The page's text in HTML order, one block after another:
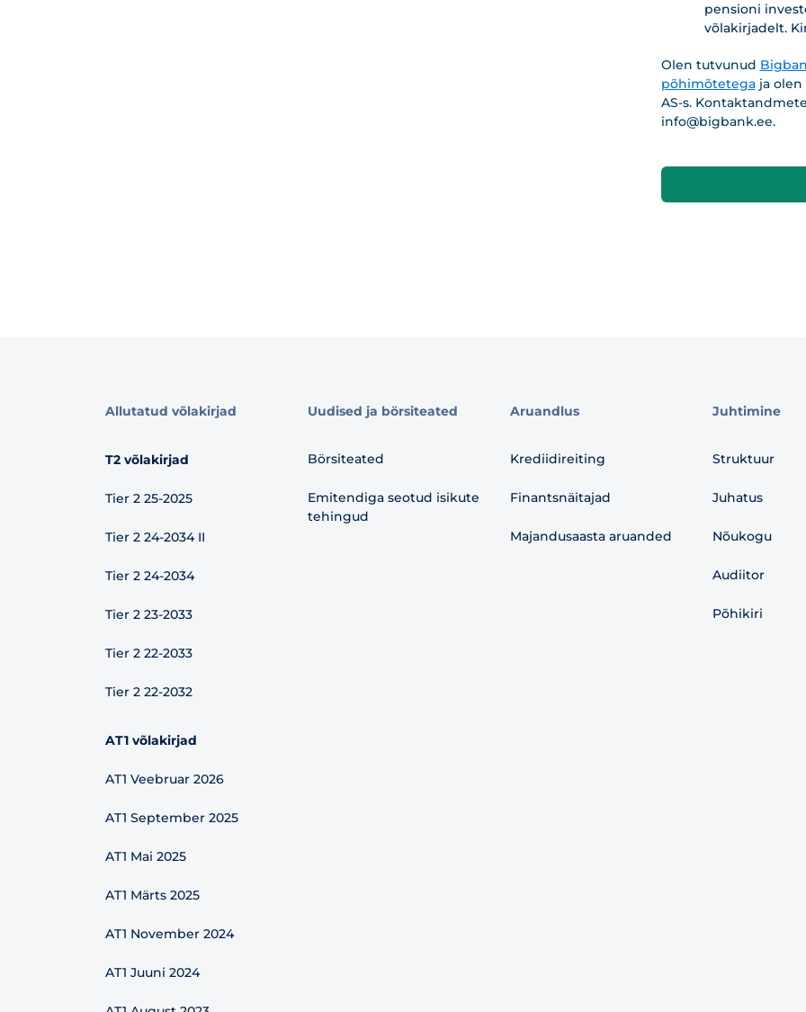
pensioni
võlakirjadelt.
Olen tutvunud
põhimõtetegaja olen
AS-s.
info@bigbank.ee.
Allutatud võlakirjad
T2 võlakirjad
Tier 2 25-2025
Tier 2 24-2034 II
Tier 2 24-2034
Tier 2 23-2033
Tier 2 22-2033
Tier 2 22-2032
AT1 võlakirjad
AT1 Veebruar 2026
AT1 September 2025
AT1 Mai 2025
AT1 Märts 2025
AT1 November 2024
AT1 Juuni 2024
Uudised ja börsiteated
Börsiteated
Emitendiga seotud isikute
tehingud
Aruandlus
Krediidireiting
Finantsnäitajad
Majandusaasta aruanded
Juhtimine
Struktuur
Juhatus
Nõukogu
Audiitor
Põhikiri